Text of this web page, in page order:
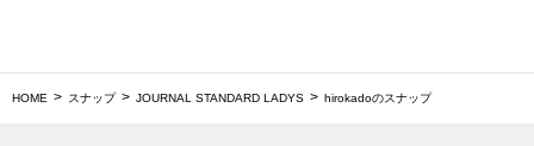
HOME スナップ JOURNAL STANDARD LADYS hirokadoのスナップ